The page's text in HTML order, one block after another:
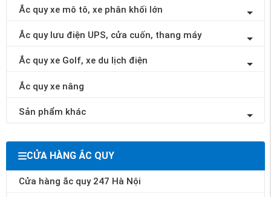
Ắc quy xe mô tô, xe phân khối lớn
Ắc quy lưu điện UPS, cửa cuốn, thang máy
Ắc quy xe Golf, xe du lịch điện
Ắc quy xe nâng
Sản phẩm khác
CỬA HÀNG ẮC QUY
Cửa hàng ắc quy 247 Hà Nội